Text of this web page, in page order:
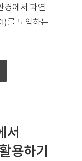
경에서 과연
를 도입하는
서
용하기